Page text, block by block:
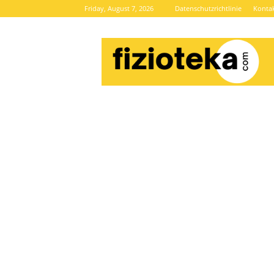
Friday, August 7, 2026 Datenschutzrichtlinie
Brze
vijesti